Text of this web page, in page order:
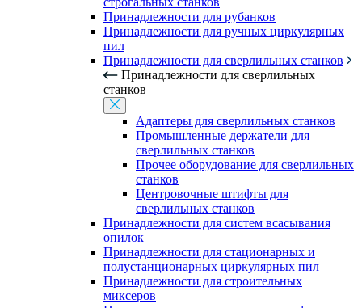
Принадлежности для рубанков
Принадлежности для ручных циркулярных
пил
Принадлежности для сверлильных станков
Принадлежности для сверлильных
станков
Адаптеры для сверлильных станков
Промышленные держатели для
сверлильных станков
Прочее оборудование для сверлильных
станков
Центровочные штифты для
сверлильных станков
Принадлежности для систем всасывания
опилок
Принадлежности для стационарных и
полустанционарных циркулярных пил
Принадлежности для строительных
миксеров